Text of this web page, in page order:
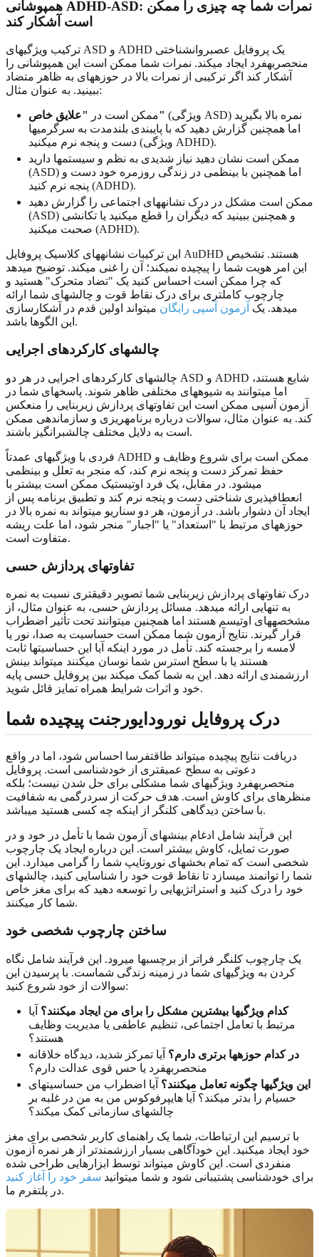
همپوشانی ADHD-ASD: نمرات شما چه چیزی را ممکن
است آشکار کند
ترکیب ویژگیهای ASD و ADHD یک پروفایل عصبروانشناختی
منحصربهفرد ایجاد میکند. نمرات شما ممکن است این همپوشانی را
آشکار کند اگر ترکیبی از نمرات بالا در حوزههای به ظاهر متضاد
ببینید. به عنوان مثال:
ممکن است در"علایق خاص" (ویژگی ASD) نمره بالا بگیرید
اما همچنین گزارش دهید که با پایبندی بلندمدت به سرگرمیها
دست و پنجه نرم میکنید (ویژگی ADHD).
ممکن است نشان دهید نیاز شدیدی به نظم و سیستمها دارید
(ASD) اما همچنین با بینظمی در زندگی روزمره خود دست و
پنجه نرم کنید (ADHD).
ممکن است مشکل در درک نشانههای اجتماعی را گزارش دهید
(ASD) و همچنین ببینید که دیگران را قطع میکنید یا تکانشی
صحبت میکنید (ADHD).
این ترکیبات نشانههای کلاسیک پروفایل AuDHD هستند. تشخیص
این امر هویت شما را پیچیده نمیکند؛ آن را غنی میکند. توضیح میدهد
که چرا ممکن است احساس کنید یک "تضاد متحرک" هستید و
چارچوب کاملتری برای درک نقاط قوت و چالشهای شما ارائه
میدهد. یک آزمون آسپی رایگان میتواند اولین قدم در آشکارسازی
این الگوها باشد.
چالشهای کارکردهای اجرایی
چالشهای کارکردهای اجرایی در هر دو ASD و ADHD شایع هستند،
اما میتوانند به شیوههای مختلفی ظاهر شوند. پاسخهای شما در
آزمون آسپی ممکن است این تفاوتهای پردازش زیربنایی را منعکس
کند. به عنوان مثال، سوالات درباره برنامهریزی و سازماندهی ممکن
است به دلایل مختلف چالشبرانگیز باشند.
فردی با ویژگیهای عمدتاً ADHD ممکن است برای شروع وظایف و
حفظ تمرکز دست و پنجه نرم کند، که منجر به تعلل و بینظمی
میشود. در مقابل، یک فرد اوتیستیک ممکن است بیشتر با
انعطافپذیری شناختی دست و پنجه نرم کند و تطبیق برنامه پس از
ایجاد آن دشوار باشد. در آزمون، هر دو سناریو میتواند به نمره بالا در
حوزههای مرتبط با "استعداد" یا "اجبار" منجر شود، اما علت ریشه
متفاوت است.
تفاوتهای پردازش حسی
درک تفاوتهای پردازش زیربنایی شما تصویر دقیقتری نسبت به نمره
به تنهایی ارائه میدهد. مسائل پردازش حسی، به عنوان مثال، از
مشخصههای اوتیسم هستند اما همچنین میتوانند تحت تأثیر اضطراب
قرار گیرند. نتایج آزمون شما ممکن است حساسیت به صدا، نور یا
لامسه را برجسته کند. تأمل در مورد اینکه آیا این حساسیتها ثابت
هستند یا با سطح استرس شما نوسان میکنند میتواند بینش
ارزشمندی ارائه دهد. این به شما کمک میکند بین پروفایل حسی پایه
خود و اثرات شرایط همراه تمایز قائل شوید.
درک پروفایل نورودایورجنت پیچیده شما
دریافت نتایج پیچیده میتواند طاقتفرسا احساس شود، اما در واقع
دعوتی به سطح عمیقتری از خودشناسی است. پروفایل
منحصربهفرد ویژگیهای شما مشکلی برای حل شدن نیست؛ بلکه
منظرهای برای کاوش است. هدف حرکت از سردرگمی به شفافیت
با ساختن دیدگاهی کلنگر از اینکه چه کسی هستید میباشد.
این فرآیند شامل ادغام بینشهای آزمون شما با تأمل در خود و در
صورت تمایل، کاوش بیشتر است. این درباره ایجاد یک چارچوب
شخصی است که تمام بخشهای نوروتایپ شما را گرامی میدارد. این
شما را توانمند میسازد تا نقاط قوت خود را شناسایی کنید، چالشهای
خود را درک کنید و استراتژیهایی را توسعه دهید که برای مغز خاص
شما کار میکنند.
ساختن چارچوب شخصی خود
یک چارچوب کلنگر فراتر از برچسبها میرود. این فرآیند شامل نگاه
کردن به ویژگیهای شما در زمینه زندگی شماست. با پرسیدن این
سوالات از خود شروع کنید:
کدام ویژگیها بیشترین مشکل را برای من ایجاد میکنند؟ آیا
مرتبط با تعامل اجتماعی، تنظیم عاطفی یا مدیریت وظایف
هستند؟
در کدام حوزهها برتری دارم؟ آیا تمرکز شدید، دیدگاه خلاقانه
منحصربهفرد یا حس قوی عدالت دارم؟
این ویژگیها چگونه تعامل میکنند؟ آیا اضطراب من حساسیتهای
حسیام را بدتر میکند؟ آیا هایپرفوکوس من به من در غلبه بر
چالشهای سازمانی کمک میکند؟
با ترسیم این ارتباطات، شما یک راهنمای کاربر شخصی برای مغز
خود ایجاد میکنید. این خودآگاهی بسیار ارزشمندتر از هر نمره آزمون
منفردی است. این کاوش میتواند توسط ابزارهایی طراحی شده
برای خودشناسی پشتیبانی شود و شما میتوانید سفر خود را آغاز کنید
در پلتفرم ما.